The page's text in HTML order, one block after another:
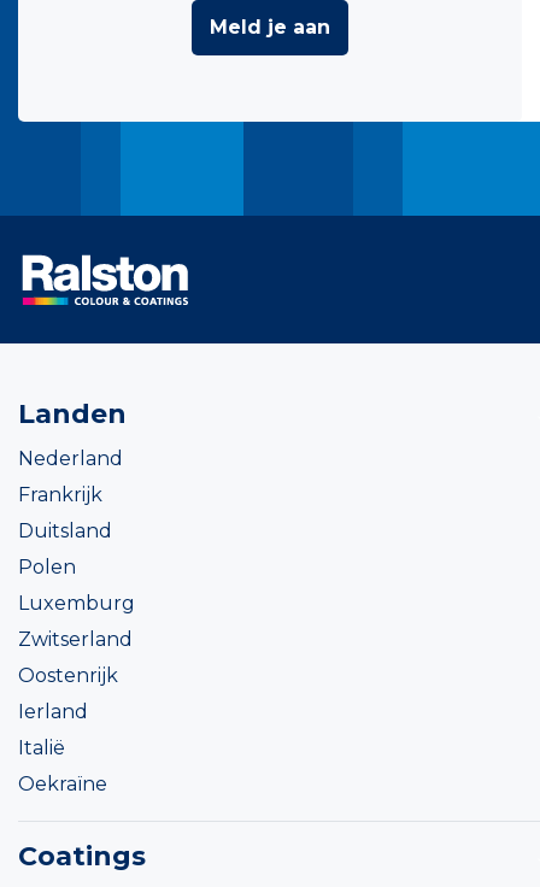
Meld je aan
Landen
Nederland
Frankrijk
Duitsland
Polen
Luxemburg
Zwitserland
Oostenrijk
Ierland
Italië
Oekraïne
Coatings